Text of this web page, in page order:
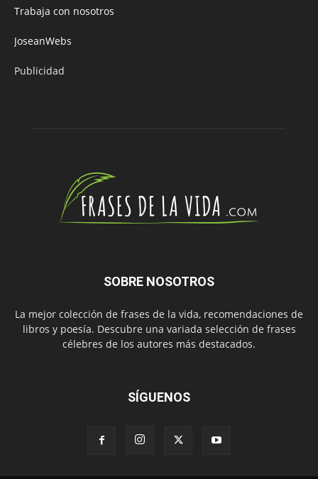
Trabaja con nosotros
JoseanWebs
Publicidad
SOBRE NOSOTROS
La mejor colección de frases de la vida, recomendaciones de
libros y poesía. Descubre una variada selección de frases
célebres de los autores más destacados.
SÍGUENOS